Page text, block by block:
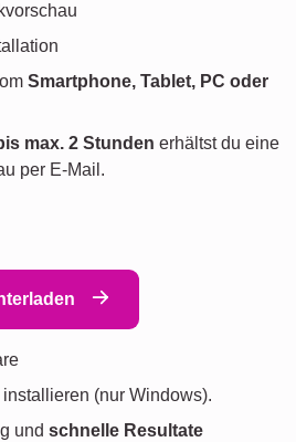
Smartphone, Tablet, PC oder
max. 2 Stunden erhältst du eine
per E-Mail.
(nur Windows).
undschnelle Resultate